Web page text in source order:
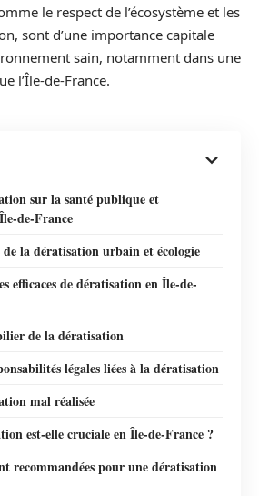
le respect de l’écosystème et les
sont d’une importance capitale
sain, notamment dans une
l’Île-de-France.
sur la santé publique et
de-France
de la dératisation urbain et écologie
efficaces de dératisation en Île-de-
de la dératisation
légales liées à la dératisation
mal réalisée
est-elle cruciale en Île-de-France ?
recommandées pour une dératisation